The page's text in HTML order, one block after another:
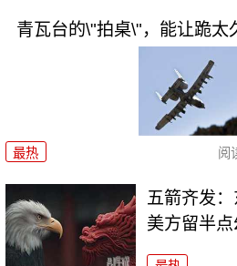
青瓦台的\"拍桌\"，能让跪太
最热 阅
五箭齐发
美方留半点